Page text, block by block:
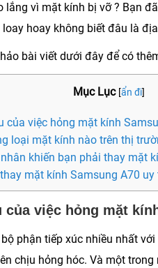
lắng vì mặt kính bị vỡ ? Bạn
loay hoay không biết đâu là
bài viết dưới đây để có
Mục Lục [ẩn đi]
của việc hỏng mặt kính
loại mặt kính nào trên thị
khiến bạn phải thay mặt
mặt kính Samsung A70
của việc hỏng mặt
phận tiếp xúc nhiều nhất
chịu hỏng hóc. Và một